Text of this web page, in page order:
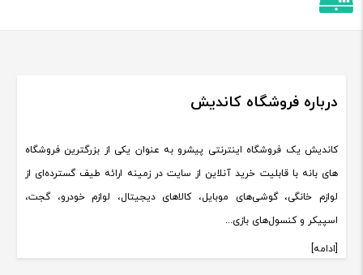
درباره فروشگاه کاندیش
کاندیش یک فروشگاه اینترنتی پیشرو به عنوان یکی از بزرگترین فروشگاه
های بانه با قابلیت خرید آنلاین از سایت در زمینه ارائه طیف گسترده‌ای از
لوازم خانگی، گوشی‌های موبایل، کالاهای دیجیتال، لوازم خودرو، گجت،
اسپیکر و کنسول‌های بازی...
[ادامه]